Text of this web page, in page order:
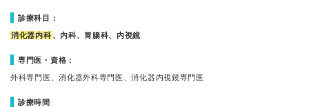
診療科目：
消化器内科 、内科、胃腸科、内視鏡
専門医・資格：
外科専門医、消化器外科専門医、消化器内視鏡専門医
診療時間